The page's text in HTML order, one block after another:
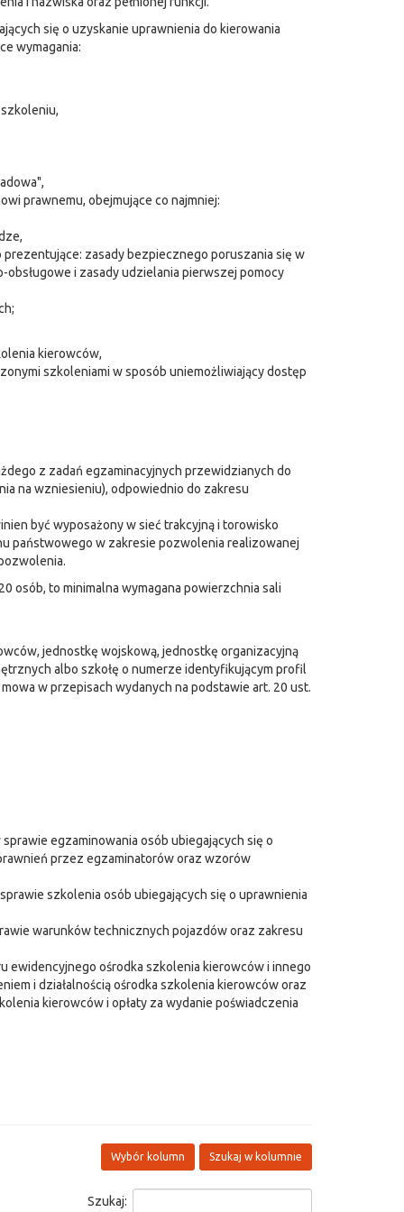
się o uzyskanie uprawnienia do kierowania
wymagania:
prawnemu, obejmujące co najmniej:
zasady bezpiecznego poruszania się w
i zasady udzielania pierwszej pomocy
kierowców,
szkoleniami w sposób uniemożliwiający dostęp
z zadań egzaminacyjnych przewidzianych do
na wzniesieniu), odpowiednio do zakresu
być wyposażony w sieć trakcyjną i torowisko
państwowego w zakresie pozwolenia realizowanej
osób, to minimalna wymagana powierzchnia sali
jednostkę wojskową, jednostkę organizacyjną
albo szkołę o numerze identyfikującym profil
w przepisach wydanych na podstawie art. 20 ust.
egzaminowania osób ubiegających się o
przez egzaminatorów oraz wzorów
szkolenia osób ubiegających się o uprawnienia
warunków technicznych pojazdów oraz zakresu
ewidencyjnego ośrodka szkolenia kierowców i innego
i działalnością ośrodka szkolenia kierowców oraz
kierowców i opłaty za wydanie poświadczenia
Szukaj w kolumnie
Wybór kolumn
Szukaj: